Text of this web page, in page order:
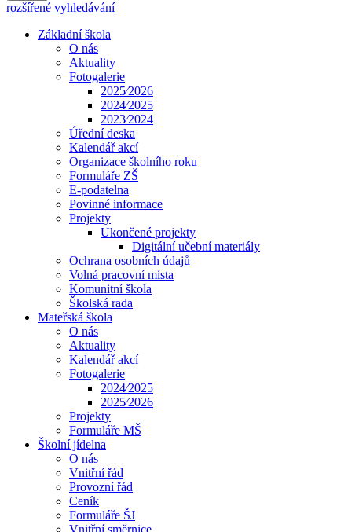
rozšířené vyhledávání
Základní škola
O nás
Aktuality
Fotogalerie
2025⁄2026
2024⁄2025
2023⁄2024
Úřední deska
Kalendář akcí
Organizace školního roku
Formuláře ZŠ
E-podatelna
Povinné informace
Projekty
Ukončené projekty
Digitální učební materiály
Ochrana osobních údajů
Volná pracovní místa
Komunitní škola
Školská rada
Mateřská škola
O nás
Aktuality
Kalendář akcí
Fotogalerie
2024⁄2025
2025⁄2026
Projekty
Formuláře MŠ
Školní jídelna
O nás
Vnitřní řád
Provozní řád
Ceník
Formuláře ŠJ
Vnitřní směrnice